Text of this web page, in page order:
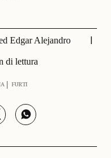
Edgar Alejandro
di lettura
FURTI